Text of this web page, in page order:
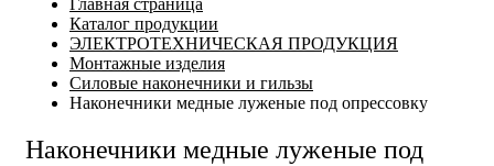
Главная страница
Каталог продукции
ЭЛЕКТРОТЕХНИЧЕСКАЯ ПРОДУКЦИЯ
Монтажные изделия
Силовые наконечники и гильзы
Наконечники медные луженые под опрессовку
Наконечники медные луженые под